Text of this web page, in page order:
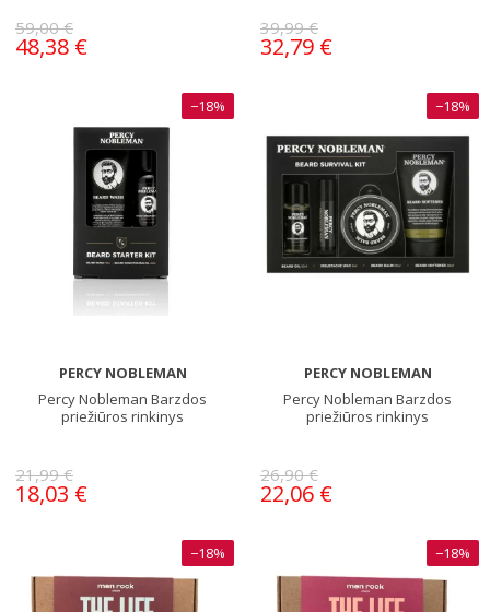
59,00 €
48,38 €
39,99 €
32,79 €
−18%
PERCY NOBLEMAN
Percy Nobleman Barzdos
priežiūros rinkinys
21,99 €
18,03 €
−18%
PERCY NOBLEMAN
Percy Nobleman Barzdos
priežiūros rinkinys
26,90 €
22,06 €
−18% −18%